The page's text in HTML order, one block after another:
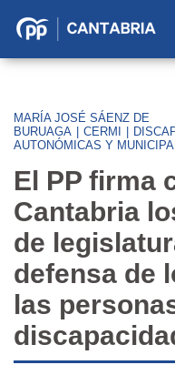
Partido
Cantabria
MARÍA JOSÉ SÁENZ DE
BURUAGA
CERMI
AUTONÓMICAS Y
El PP firma
Cantabria
de
defensa de
las